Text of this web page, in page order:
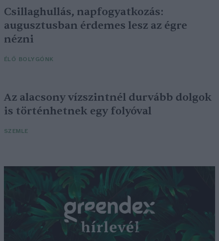
Csillaghullás, napfogyatkozás:
augusztusban érdemes lesz az égre
nézni
ÉLŐ BOLYGÓNK
Az alacsony vízszintnél durvább dolgok
is történhetnek egy folyóval
SZEMLE